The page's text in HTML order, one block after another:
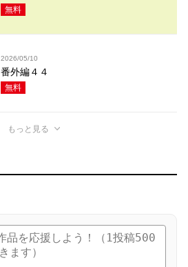
無料
2026/05/10
番外編４４
無料
もっと見る